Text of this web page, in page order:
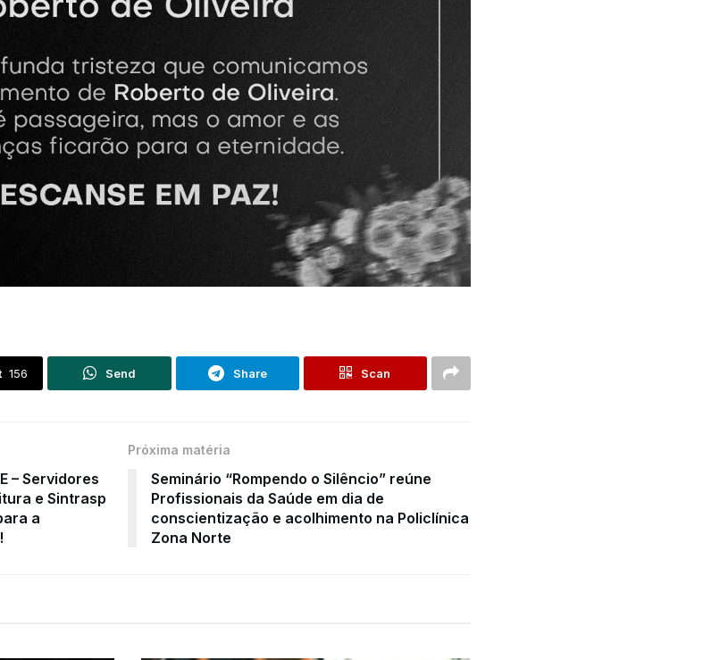
156 Send Share Scan
– Servidores
e Sintrasp
a
Próxima matéria
Seminário “Rompendo o Silêncio” reúne
Profissionais da Saúde em dia de
conscientização e acolhimento na Policlínica
Zona Norte